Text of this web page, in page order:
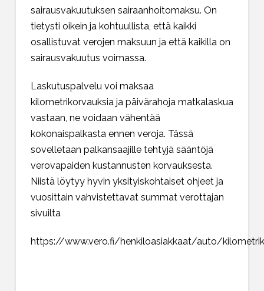
sairausvakuutuksen sairaanhoitomaksu. On
tietysti oikein ja kohtuullista, että kaikki
osallistuvat verojen maksuun ja että kaikilla on
sairausvakuutus voimassa.
Laskutuspalvelu voi maksaa
kilometrikorvauksia ja päivärahoja matkalaskua
vastaan, ne voidaan vähentää
kokonaispalkasta ennen veroja. Tässä
sovelletaan palkansaajille tehtyjä sääntöjä
verovapaiden kustannusten korvauksesta.
Niistä löytyy hyvin yksityiskohtaiset ohjeet ja
vuosittain vahvistettavat summat verottajan
sivuilta
https://www.vero.fi/henkiloasiakkaat/auto/